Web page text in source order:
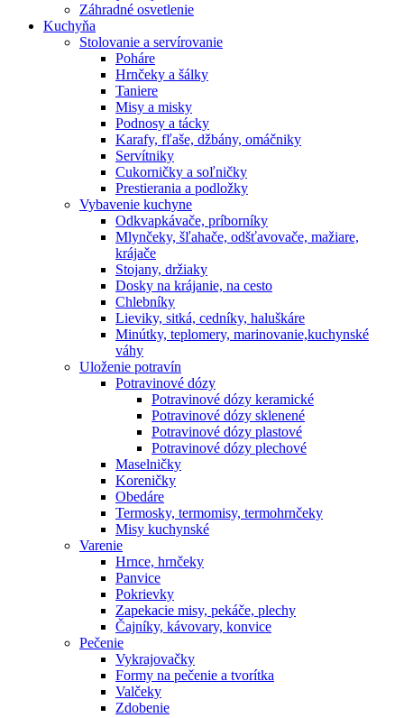
Záhradné osvetlenie
Kuchyňa
Stolovanie a servírovanie
Poháre
Hrnčeky a šálky
Taniere
Misy a misky
Podnosy a tácky
Karafy, fľaše, džbány, omáčniky
Servítniky
Cukorničky a soľničky
Prestierania a podložky
Vybavenie kuchyne
Odkvapkávače, príborníky
Mlynčeky, šľahače, odšťavovače, mažiare,
krájače
Stojany, držiaky
Dosky na krájanie, na cesto
Chlebníky
Lieviky, sitká, cedníky, haluškáre
Minútky, teplomery, marinovanie,kuchynské
váhy
Uloženie potravín
Potravinové dózy
Potravinové dózy keramické
Potravinové dózy sklenené
Potravinové dózy plastové
Potravinové dózy plechové
Maselničky
Koreničky
Obedáre
Termosky, termomisy, termohrnčeky
Misy kuchynské
Varenie
Hrnce, hrnčeky
Panvice
Pokrievky
Zapekacie misy, pekáče, plechy
Čajníky, kávovary, konvice
Pečenie
Vykrajovačky
Formy na pečenie a tvorítka
Valčeky
Zdobenie